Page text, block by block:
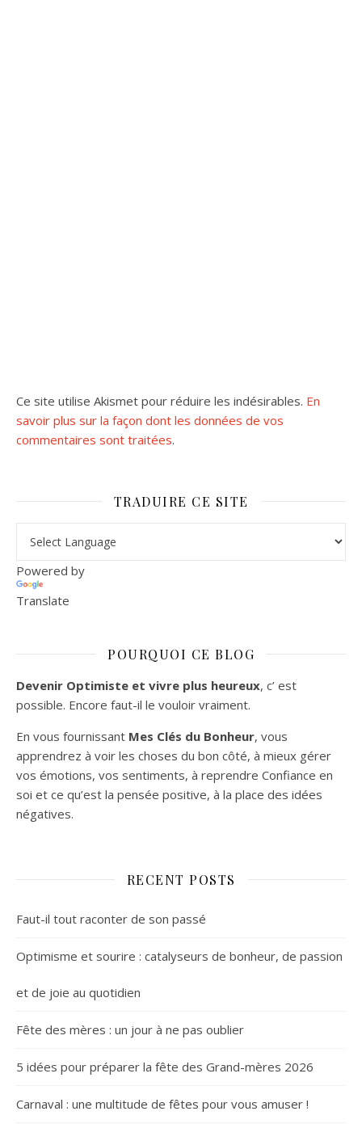
Ce site utilise Akismet pour réduire les indésirables. En
savoir plus sur la façon dont les données de vos
commentaires sont traitées.
TRADUIRE CE SITE
Powered by
Translate
POURQUOI CE BLOG
Devenir Optimiste et vivre plus heureux, c’ est
possible. Encore faut-il le vouloir vraiment.
En vous fournissant Mes Clés du Bonheur, vous
apprendrez à voir les choses du bon côté, à mieux gérer
vos émotions, vos sentiments, à reprendre Confiance en
soi et ce qu’est la pensée positive, à la place des idées
négatives.
RECENT POSTS
Faut-il tout raconter de son passé
Optimisme et sourire : catalyseurs de bonheur, de passion
et de joie au quotidien
Fête des mères : un jour à ne pas oublier
5 idées pour préparer la fête des Grand-mères 2026
Carnaval : une multitude de fêtes pour vous amuser !